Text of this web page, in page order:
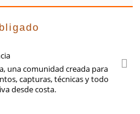
una comunidad creada para
capturas, técnicas y todo
desde costa.